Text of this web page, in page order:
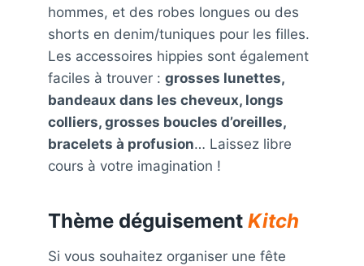
hommes, et des robes longues ou des
shorts en denim/tuniques pour les filles.
Les accessoires hippies sont également
faciles à trouver : grosses lunettes,
bandeaux dans les cheveux, longs
colliers, grosses boucles d’oreilles,
bracelets à profusion… Laissez libre
cours à votre imagination !
Thème déguisement Kitch
Si vous souhaitez organiser une fête